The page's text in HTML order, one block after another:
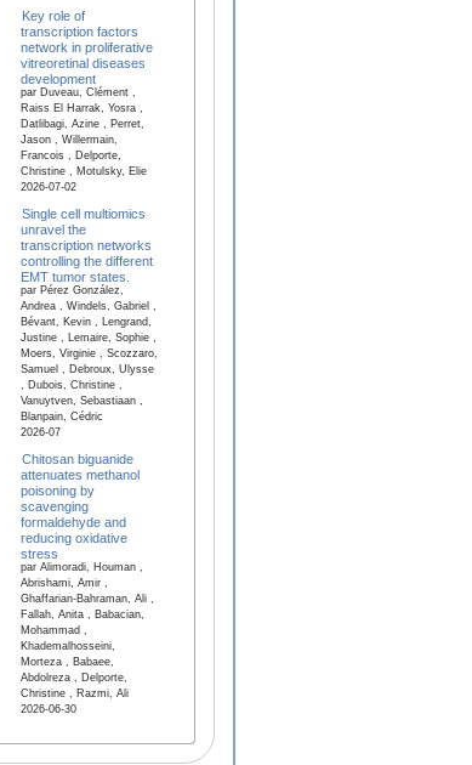
Key role of
transcription factors
network in proliferative
vitreoretinal diseases
development
par Duveau, Clément ,
Raiss El Harrak, Yosra ,
Datlibagi, Azine , Perret,
Jason , Willermain,
Francois , Delporte,
Christine , Motulsky, Elie
2026-07-02
Single cell multiomics
unravel the
transcription networks
controlling the different
EMT tumor states.
par Pérez González,
Andrea , Windels, Gabriel ,
Bévant, Kevin , Lengrand,
Justine , Lemaire, Sophie ,
Moers, Virginie , Scozzaro,
Samuel , Debroux, Ulysse
, Dubois, Christine ,
Vanuytven, Sebastiaan ,
Blanpain, Cédric
2026-07
Chitosan biguanide
attenuates methanol
poisoning by
scavenging
formaldehyde and
reducing oxidative
stress
par Alimoradi, Houman ,
Abrishami, Amir ,
Ghaffarian-Bahraman, Ali ,
Fallah, Anita , Babacian,
Mohammad ,
Khademalhosseini,
Morteza , Babaee,
Abdolreza , Delporte,
Christine , Razmi, Ali
2026-06-30